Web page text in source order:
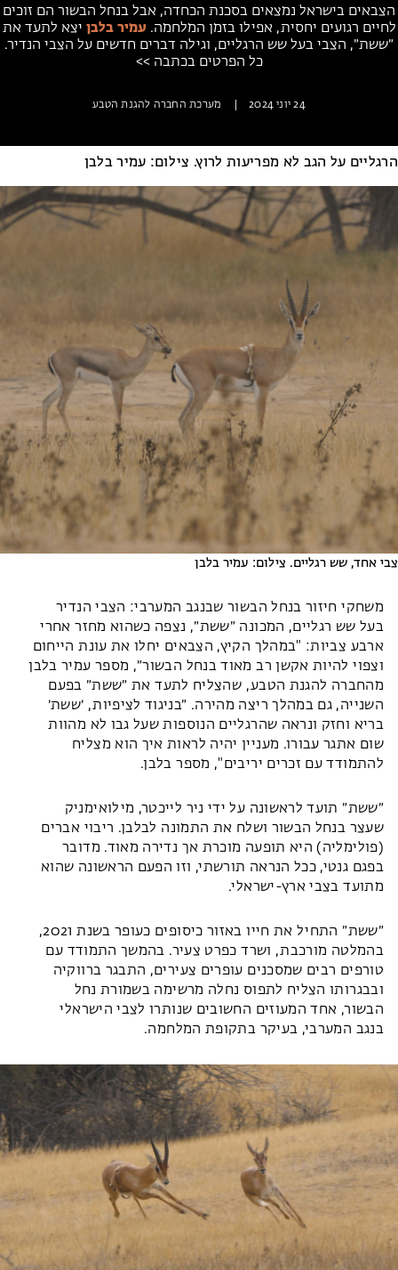
מחנות קיץ
מחנות קיץ
חופשות בבתי ספר שדה
ארץ אהבתי – קבוצות טיולים למבוגרים
הצבאים בישראל נמצאים בסכנת הכחדה, אבל בנחל הבשור הם זוכים
לחיים רגועים יחסית, אפילו בזמן המלחמה. עמיר בלבן יצא לתעד את
״ששת״, הצבי בעל שש הרגליים, וגילה דברים חדשים על הצבי הנדיר.
כל הפרטים בכתבה >>
24 יוני 2024 מערכת החברה להגנת הטבע
הרגליים על הגב לא מפריעות לרוץ. צילום: עמיר בלבן
צבי אחד, שש רגליים. צילום: עמיר בלבן
משחקי חיזור בנחל הבשור שבנגב המערבי: הצבי הנדיר
בעל שש רגליים, המכונה ״ששת״, נצפה כשהוא מחזר אחרי
ארבע צביות: "במהלך הקיץ, הצבאים יחלו את עונת הייחום
וצפוי להיות אקשן רב מאוד בנחל הבשור״, מספר עמיר בלבן
מהחברה להגנת הטבע, שהצליח לתעד את ״ששת״ בפעם
השנייה, גם במהלך ריצה מהירה. ״בניגוד לציפיות, ׳ששת׳
בריא וחזק ונראה שהרגליים הנוספות שעל גבו לא מהוות
שום אתגר עבורו. מעניין יהיה לראות איך הוא מצליח
להתמודד עם זכרים יריבים", מספר בלבן.
״ששת״ תועד לראשונה על ידי ניר לייכטר, מילואימניק
שעצר בנחל הבשור ושלח את התמונה לבלבן. ריבוי אברים
(פולימליה) היא תופעה מוכרת אך נדירה מאוד. מדובר
בפגם גנטי, ככל הנראה תורשתי, וזו הפעם הראשונה שהוא
מתועד בצבי ארץ-ישראלי.
״ששת״ התחיל את חייו באזור כיסופים כעופר בשנת 2021,
בהמלטה מורכבת, ושרד כפרט צעיר. בהמשך התמודד עם
טורפים רבים שמסכנים עופרים צעירים, התבגר ברווקיה
ובבגרותו הצליח לתפוס נחלה מרשימה בשמורת נחל
הבשור, אחד המעוזים החשובים שנותרו לצבי הישראלי
בנגב המערבי, בעיקר בתקופת המלחמה.